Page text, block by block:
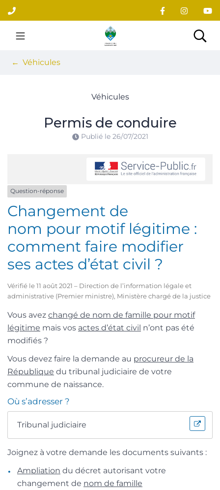
Aller
au
contenu
Site officiel du village
Véhicules
Véhicules
Permis de conduire
Publié le 26/07/2021
Question-réponse
Changement de
nom pour motif légitime :
comment faire modifier
ses actes d’état civil ?
Vérifié le 11 août 2021 – Direction de l’information légale et
administrative (Premier ministre), Ministère chargé de la justice
Vous avez changé de nom de famille pour motif
légitime mais vos actes d’état civil n’ont pas été
modifiés ?
Vous devez faire la demande au procureur de la
République du tribunal judiciaire de votre
commune de naissance.
Où s’adresser ?
Tribunal judiciaire
Joignez à votre demande les documents suivants :
Ampliation du décret autorisant votre
changement de nom de famille